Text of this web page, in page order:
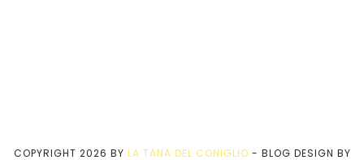
COPYRIGHT 2026 BY LA TANA DEL CONIGLIO - BLOG DESIGN BY